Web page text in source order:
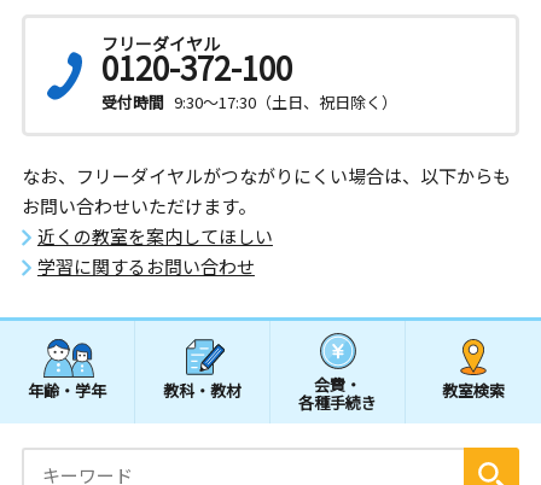
フリーダイヤル
0120-372-100
受付時間 9:30～17:30（土日、祝日除く）
なお、フリーダイヤルがつながりにくい場合は、以下からも
お問い合わせいただけます。
近くの教室を案内してほしい
学習に関するお問い合わせ
年齢・学年 教科・教材 会費・
各種手続き
教室検索